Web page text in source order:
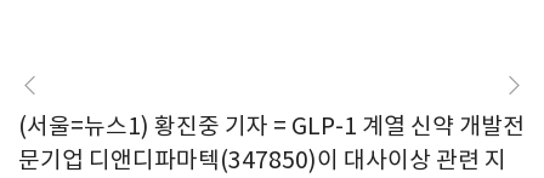
(서울=뉴스1) 황진중 기자 = GLP-1 계열 신약 개발전
문기업 디앤디파마텍(347850)이 대사이상 관련 지